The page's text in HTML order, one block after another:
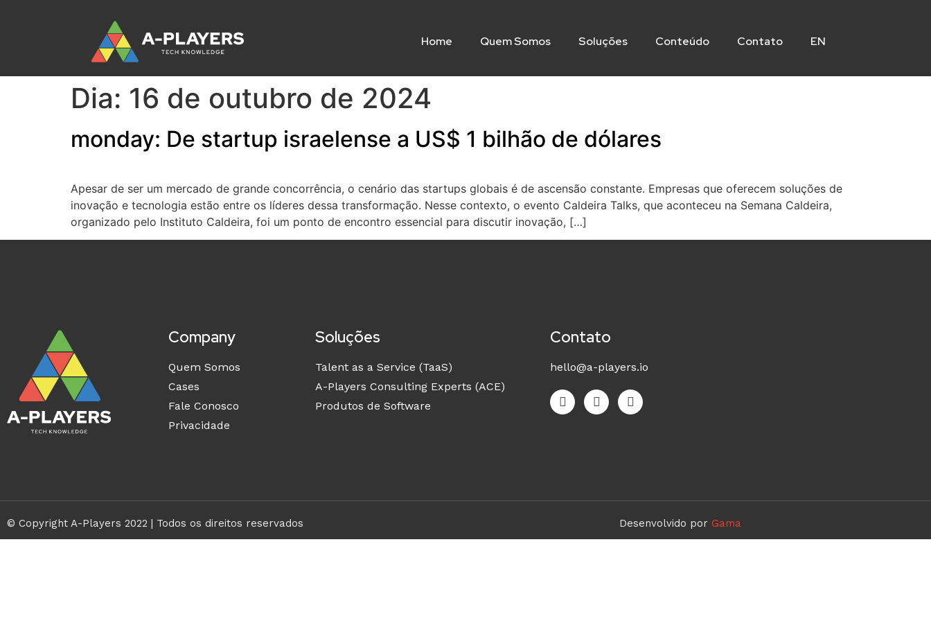
Home Quem Somos Soluções Conteúdo Contato EN
Dia: 16 de outubro de 2024
monday: De startup israelense a US$ 1 bilhão de dólares
Apesar de ser um mercado de grande concorrência, o cenário das startups globais é de ascensão constante. Empresas que oferecem soluções de
inovação e tecnologia estão entre os líderes dessa transformação. Nesse contexto, o evento Caldeira Talks, que aconteceu na Semana Caldeira,
organizado pelo Instituto Caldeira, foi um ponto de encontro essencial para discutir inovação, […]
Company
Quem Somos
Cases
Fale Conosco
Privacidade
Soluções
Talent as a Service (TaaS)
A-Players Consulting Experts (ACE)
Produtos de Software
Contato
hello@a-players.io
© Copyright A-Players 2022 | Todos os direitos reservados Desenvolvido por Gama